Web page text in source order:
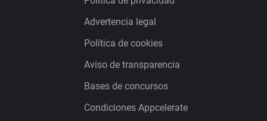
Advertencia legal
Política de cookies
Aviso de transparencia
Bases de concursos
Condiciones Appcelerate